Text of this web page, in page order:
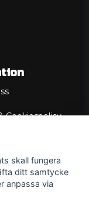
Cookiespolicy
skall fungera
ditt samtycke
anpassa via